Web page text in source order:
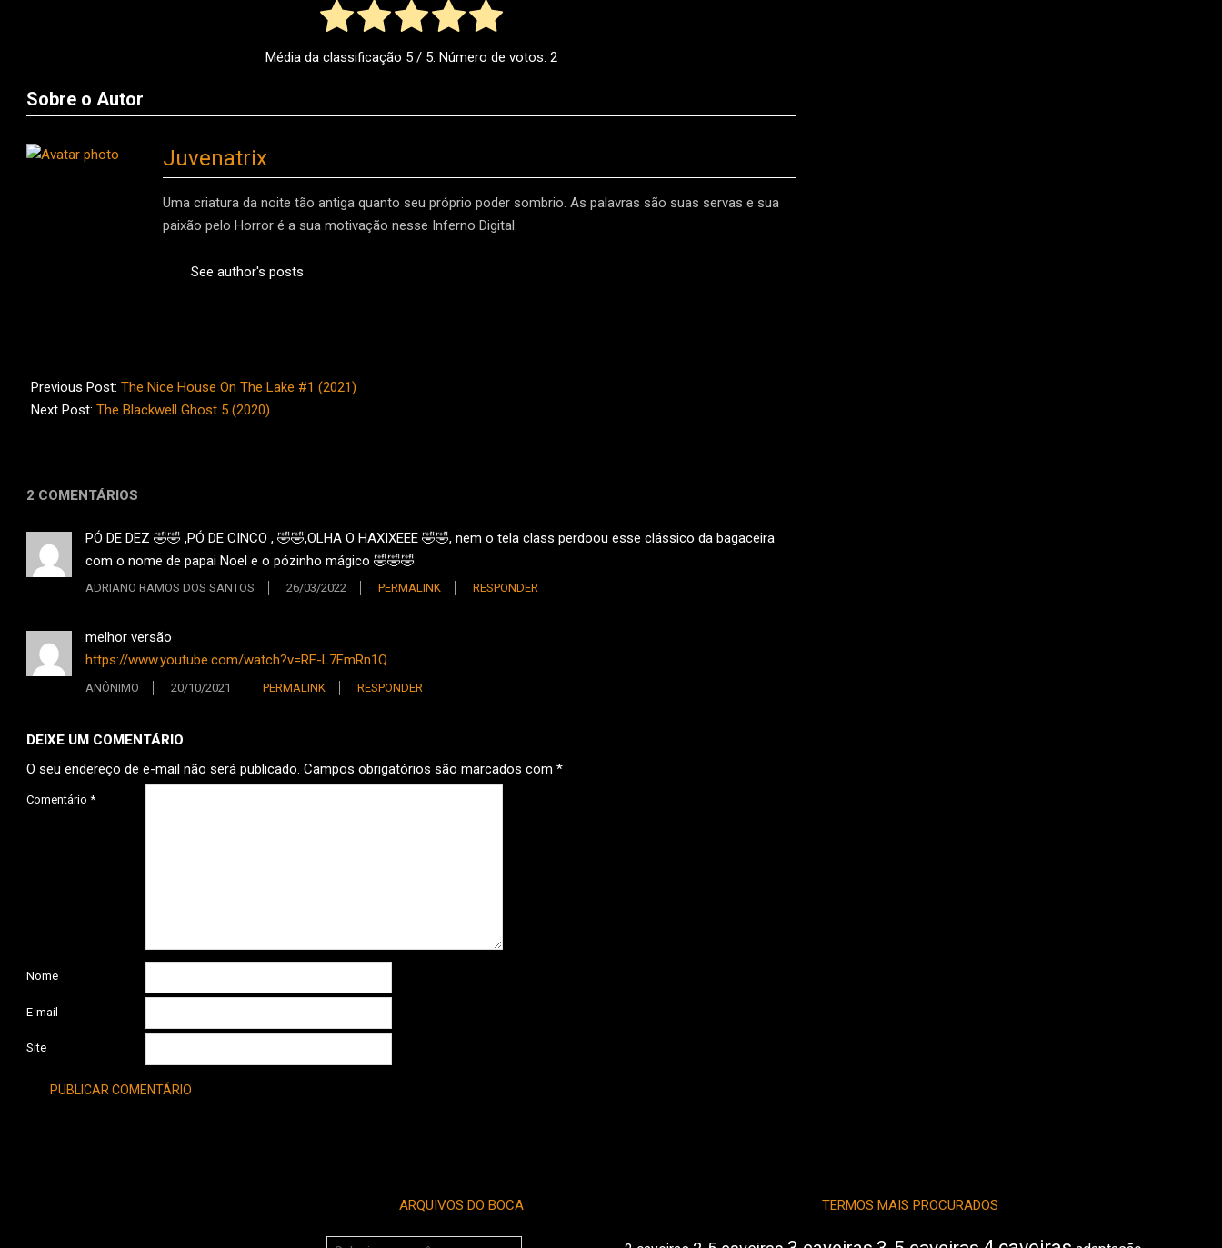
Média da classificação 5/ 5. Número de votos: 2
Sobre o Autor
Juvenatrix
Uma criatura da noite tão antiga quanto seu próprio poder sombrio. As palavras são suas servas e sua
paixão pelo Horror é a sua motivação nesse Inferno Digital.
See author's posts
10-
17
Previous Post: The Nice House On The Lake #1 (2021)
Next Post: The Blackwell Ghost 5 (2020)
2 COMENTÁRIOS
PÓ DE DEZ 🤣🤣 ,PÓ DE CINCO , 🤣🤣,OLHA O HAXIXEEE 🤣🤣, nem o tela class perdoou esse clássico da bagaceira
com o nome de papai Noel e o pózinho mágico 🤣🤣🤣
ADRIANO RAMOS DOS SANTOS 26/03/2022 PERMALINK RESPONDER
melhor versão
https://www.youtube.com/watch?v=RF-L7FmRn1Q
ANÔNIMO 20/10/2021 PERMALINK RESPONDER
DEIXE UM COMENTÁRIO
O seu endereço de e-mail não será publicado. Campos obrigatórios são marcados com *
Comentário *
Nome
E-mail
Site
ARQUIVOS DO BOCA
Arquivos
TERMOS MAIS PROCURADOS